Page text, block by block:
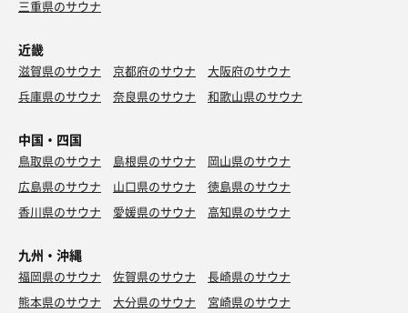
三重県のサウナ
近畿
滋賀県のサウナ 京都府のサウナ
大阪府のサウナ
兵庫県のサウナ
奈良県のサウナ 和歌山県のサウナ
中国・四国
鳥取県のサウナ 島根県のサウナ
岡山県のサウナ
広島県のサウナ
山口県のサウナ
徳島県のサウナ
香川県のサウナ
愛媛県のサウナ 高知県のサウナ
九州・沖縄
福岡県のサウナ 佐賀県のサウナ
長崎県のサウナ
熊本県のサウナ
大分県のサウナ
宮崎県のサウナ